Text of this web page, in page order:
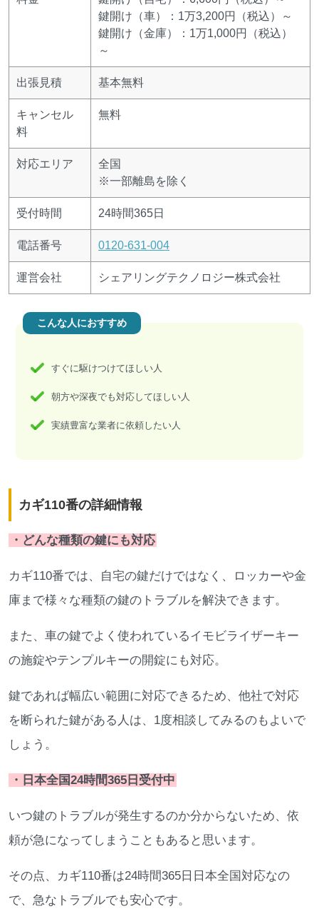
鍵開け（車）：1万3,200円（税込）～
鍵開け（金庫）：1万1,000円（税込）
～
出張見積 基本無料
キャンセル
料
無料
対応エリア
全国
※一部離島を除く
受付時間 24時間365日
電話番号 0120-631-004
運営会社 シェアリングテクノロジー株式会社
こんな人におすすめ
すぐに駆けつけてほしい人
朝方や深夜でも対応してほしい人
実績豊富な業者に依頼したい人
カギ110番の詳細情報
・どんな種類の鍵にも対応
カギ110番では、自宅の鍵だけではなく、ロッカーや金
庫まで様々な種類の鍵のトラブルを解決できます。
また、車の鍵でよく使われているイモビライザーキー
の施錠やテンプルキーの開錠にも対応。
鍵であれば幅広い範囲に対応できるため、他社で対応
を断られた鍵がある人は、1度相談してみるのもよいで
しょう。
・日本全国24時間365日受付中
いつ鍵のトラブルが発生するのか分からないため、依
頼が急になってしまうこともあると思います。
その点、カギ110番は24時間365日日本全国対応なの
で、急なトラブルでも安心です。